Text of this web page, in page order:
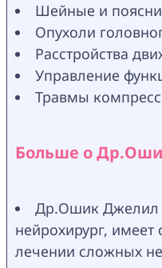
Шейные и
Опухоли
Расстройства
Управление
Травмы
Больше о
Др.Ошик Джелил
нейрохирург,
лечении сложных